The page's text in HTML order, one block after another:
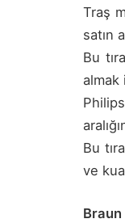
Traş
satın
Bu
Bu
ve
Braun